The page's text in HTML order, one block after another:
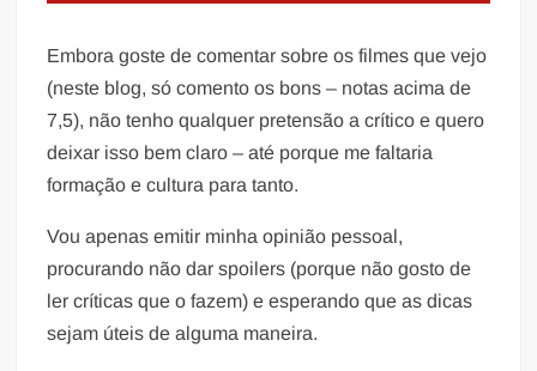
Embora goste de comentar sobre os filmes que vejo
(neste blog, só comento os bons – notas acima de
7,5), não tenho qualquer pretensão a crítico e quero
deixar isso bem claro – até porque me faltaria
formação e cultura para tanto.
Vou apenas emitir minha opinião pessoal,
procurando não dar spoilers (porque não gosto de
ler críticas que o fazem) e esperando que as dicas
sejam úteis de alguma maneira.